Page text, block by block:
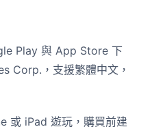
Play 與 App Store 下
Corp.，支援繁體中文，
或 iPad 遊玩，購買前建